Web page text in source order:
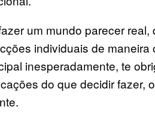
um mundo parecer real,
individuais de maneira
inesperadamente, te
do que decidir fazer,